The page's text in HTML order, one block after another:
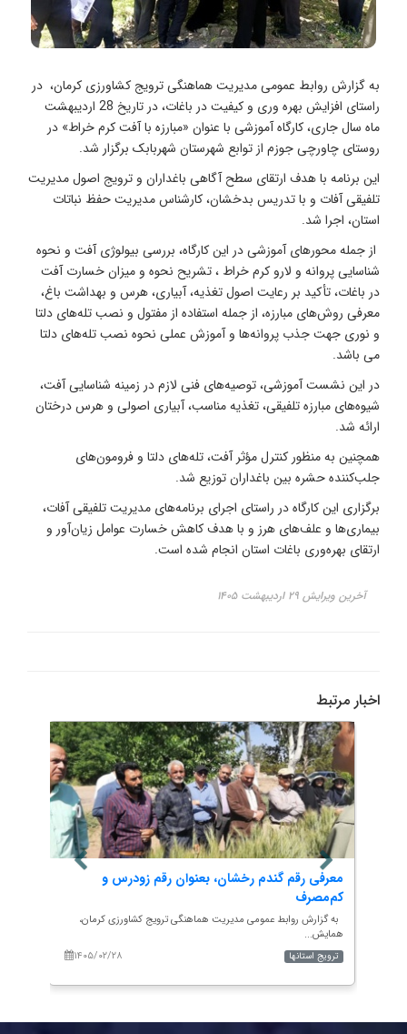
به گزارش روابط عمومی مدیریت هماهنگی ترویج کشاورزی کرمان، در
راستای افزایش بهره وری و کیفیت در باغات، در تاریخ 28 اردیبهشت
ماه سال جاری، کارگاه آموزشی با عنوان «مبارزه با آفت کرم خراط» در
روستای چاورچی جوزم از توابع شهرستان شهربابک برگزار شد.
این برنامه با هدف ارتقای سطح آگاهی باغداران و ترویج اصول مدیریت
تلفیقی آفات و با تدریس بدخشان، کارشناس مدیریت حفظ نباتات
استان، اجرا شد.
از جمله محورهای آموزشی در این کارگاه، بررسی بیولوژی آفت و نحوه
شناسایی پروانه و لارو کرم خراط ، تشریح نحوه و میزان خسارت آفت
در باغات، تأکید بر رعایت اصول تغذیه، آبیاری، هرس و بهداشت باغ،
معرفی روش‌های مبارزه، از جمله استفاده از مفتول و نصب تله‌های دلتا
و نوری جهت جذب پروانه‌ها و آموزش عملی نحوه نصب تله‌های دلتا
می باشد.
در این نشست آموزشی، توصیه‌های فنی لازم در زمینه شناسایی آفت،
شیوه‌های مبارزه تلفیقی، تغذیه مناسب، آبیاری اصولی و هرس درختان
ارائه شد.
همچنین به منظور کنترل مؤثر آفت، تله‌های دلتا و فرومون‌های
جلب‌کننده حشره بین باغداران توزیع شد.
برگزاری این کارگاه در راستای اجرای برنامه‌های مدیریت تلفیقی آفات،
بیماری‌ها و علف‌های هرز و با هدف کاهش خسارت عوامل زیان‌آور و
ارتقای بهره‌وری باغات استان انجام شده است.
آخرین ویرایش ۲۹ اردیبهشت ۱۴۰۵
اخبار مرتبط
معرفی رقم گندم رخشان، بعنوان رقم زودرس و
کم‌مصرف
به گزارش روابط عمومی مدیریت هماهنگی ترویج کشاورزی کرمان،
همایش...
۱۴۰۵/۰۲/۲۸
ترویج استانها